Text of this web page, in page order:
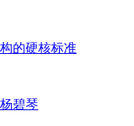
的硬核标准
碧琴